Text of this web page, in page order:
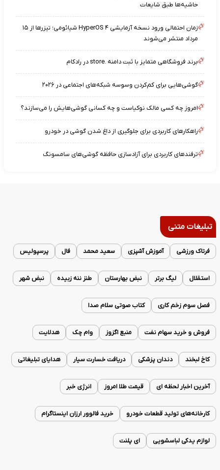
حاشیه‌ها طبق شایعات
زمان احتمالی ورود نسخه آزمایشی HyperOS ۴ شیائومی؛ تیزرها از ۱۵
مرداد منتشر می‌شوند
برند فروشگاهی متمایز با ثبت دامنه .store در رادکام
گوشی‌هایی برای کم‌کردن وسوسه شبکه‌های اجتماعی در ۲۰۲۶
امروز چه کسی مالک نوکیاست و چه کسانی گوشی‌هایش را می‌سازند؟
راهکارهای کاربردی برای جلوگیری از داغ شدن گوشی در خودرو
ترفندهای کاربردی برای آزادسازی حافظه گوشی‌های سامسونگ
تبلیغات متنی
فرتاک ورزشی آموزش آشپزی سعید محمد فال پرسپولیس
استقلال لیگ برتر نبض بهارستان طنز ننه زبیده نبض شهر
فصل سوم زخم کاری کتاب صوتی سلام صدا
فروش و خرید سهام نفت منبع اگزوز وام چک هدلایت
کاخ لبخند دندان پزشکی دریافت خسارت سیار هدایای تبلیغاتی
آخرین اخبار لحظه ای قیمت طلا امروز انرژی خبر
کارخانه‌های تولید قطعات خودرو خرید فالوور ارزان اینستاگرام
لوازم یدکی لباسشویی ای پلنت